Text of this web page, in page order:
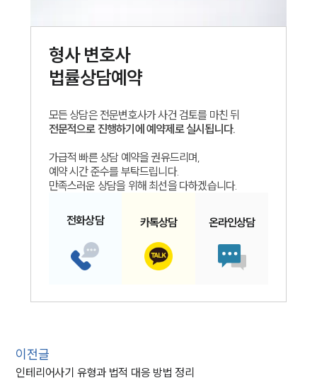
형사변호사
법률상담예약
모든 상담은 전문변호사가 사건 검토를 마친 뒤
전문적으로 진행하기에 예약제로 실시됩니다.
가급적 빠른 상담 예약을 권유드리며,
예약 시간 준수를 부탁드립니다.
만족스러운 상담을 위해 최선을 다하겠습니다.
전화상담 카톡상담 온라인상담
이전글
인테리어사기 유형과 법적 대응 방법 정리